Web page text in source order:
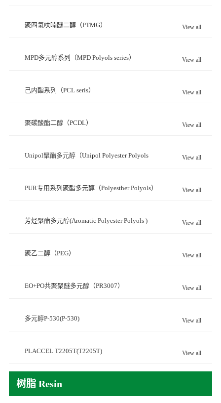
聚四氢呋喃醚二醇（PTMG） View all
MPD多元醇系列（MPD Polyols series） View all
己内酯系列（PCL seris） View all
聚碳酸酯二醇（PCDL） View all
Unipol聚酯多元醇（Unipol Polyester Polyols View all
PUR专用系列聚酯多元醇（Polyesther Polyols） View all
芳烃聚酯多元醇(Aromatic Polyester Polyols ) View all
聚乙二醇（PEG） View all
EO+PO共聚聚醚多元醇（PR3007） View all
多元醇P-530(P-530) View all
PLACCEL T2205T(T2205T) View all
树脂 Resin